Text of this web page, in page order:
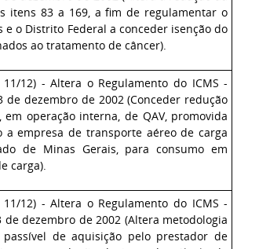
itens 83 a 169, a fim de regulamentar o
e o Distrito Federal a conceder isenção do
ao tratamento de câncer).
12) - Altera o Regulamento do ICMS -
de dezembro de 2002 (Conceder redução
operação interna, de QAV, promovida
empresa de transporte aéreo de carga
de Minas Gerais, para consumo em
carga).
12) - Altera o Regulamento do ICMS -
de dezembro de 2002 (Altera metodologia
de aquisição pelo prestador de